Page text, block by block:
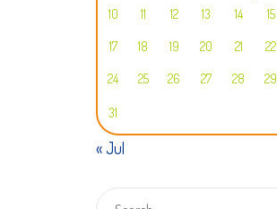
10 11 12 13 14 15
17 18 19 20 21 22
24 25 26 27 28 29
31
« Jul